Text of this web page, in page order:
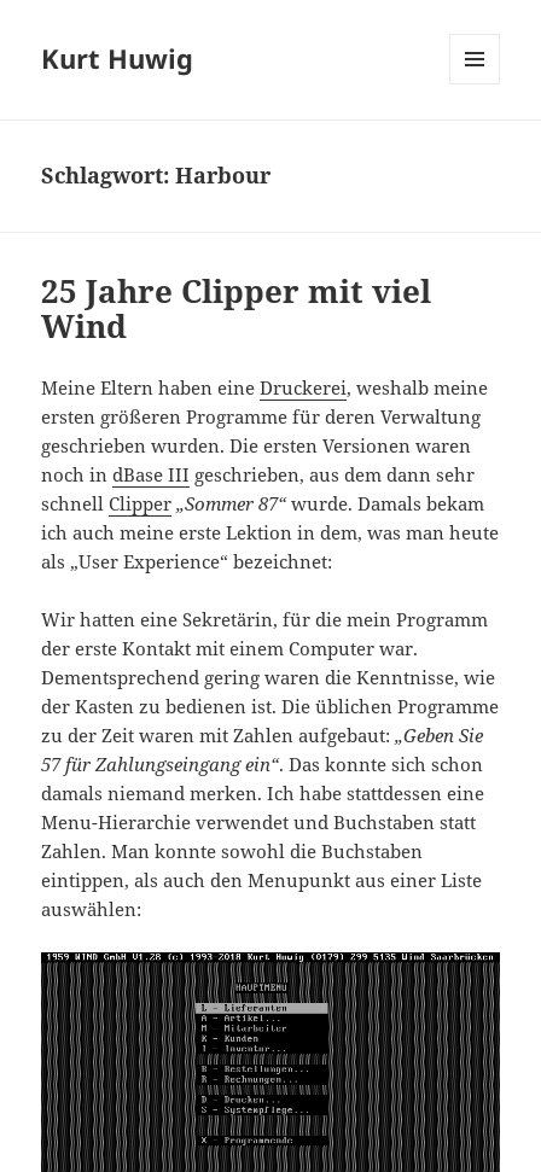
Kurt Huwig
Schlagwort:Harbour
25 Jahre Clipper mit viel
Wind
Meine Eltern haben eineDruckerei, weshalb meine
ersten größeren Programme für deren Verwaltung
geschrieben wurden. Die ersten Versionen waren
noch indBase III geschrieben, aus dem dann sehr
schnellClipper „Sommer 87“wurde. Damals bekam
ich auch meine erste Lektion in dem, was man heute
als „User Experience“ bezeichnet:
Wir hatten eine Sekretärin, für die mein Programm
der erste Kontakt mit einem Computer war.
Dementsprechend gering waren die Kenntnisse, wie
der Kasten zu bedienen ist. Die üblichen Programme
zu der Zeit waren mit Zahlen aufgebaut:„Geben Sie
57 für Zahlungseingang ein“. Das konnte sich schon
damals niemand merken. Ich habe stattdessen eine
Menu-Hierarchie verwendet und Buchstaben statt
Zahlen. Man konnte sowohl die Buchstaben
eintippen, als auch den Menupunkt aus einer Liste
auswählen: